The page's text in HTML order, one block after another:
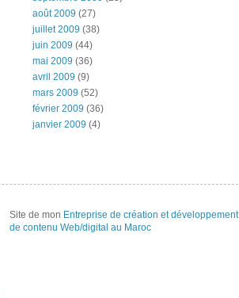
août 2009 (27)
juillet 2009 (38)
juin 2009 (44)
mai 2009 (36)
avril 2009 (9)
mars 2009 (52)
février 2009 (36)
janvier 2009 (4)
Site de mon Entreprise de création et développement
de contenu Web/digital au Maroc